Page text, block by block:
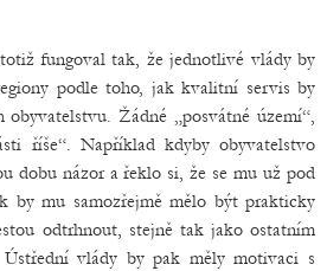
fungoval tak, že jednotlivé vlády by
podle toho, jak kvalitní servis by
Žádné „posvátné území“,
říše“. Například kdyby obyvatelstvo
dobu názor a řeklo si, že se mu už pod
by mu samozřejmě mělo být prakticky
odtrhnout, stejně tak jako ostatním
vlády by pak měly motivaci s